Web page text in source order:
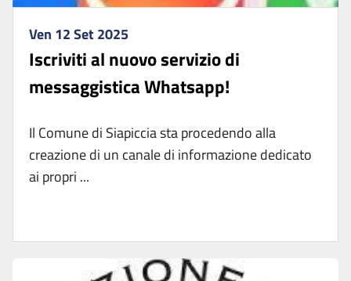
Ven 12 Set 2025
Iscriviti al nuovo servizio di
messaggistica Whatsapp!
Il Comune di Siapiccia sta procedendo alla
creazione di un canale di informazione dedicato
ai propri ...